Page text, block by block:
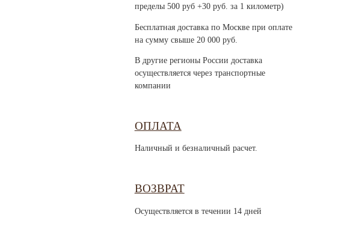
пределы 500 руб +30 руб. за 1 километр)
Бесплатная доставка по Москве при оплате
на сумму свыше 20 000 руб.
В другие регионы России доставка
осуществляется через транспортные
компании
ОПЛАТА
Наличный и безналичный расчет.
ВОЗВРАТ
Осуществляется в течении 14 дней